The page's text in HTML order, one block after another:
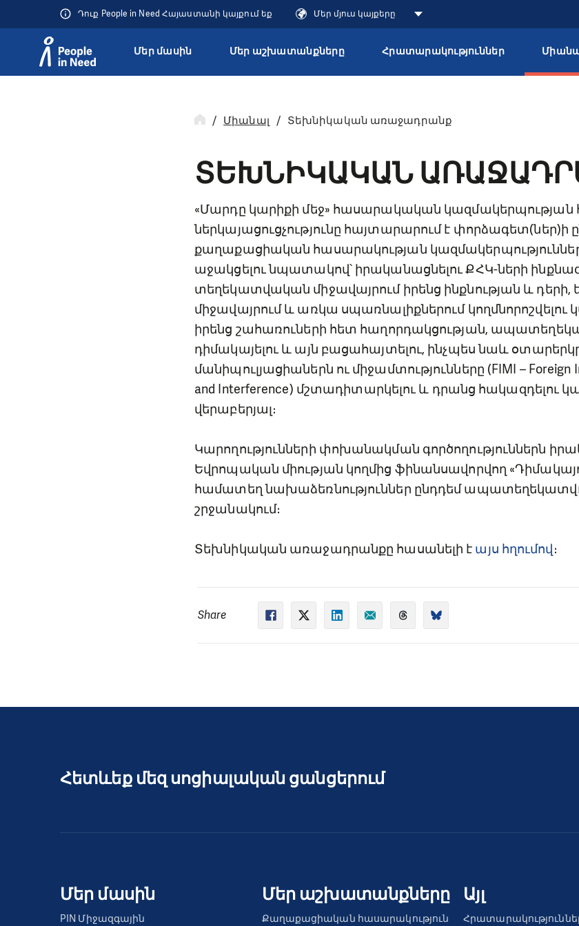
Դուք People in Need Հայաստանի կայքում եք Մեր մյուս կայքերը
Մեր մասին Մեր աշխատանքները Հրատարակություններ
Միանալ Տեխնիկական առաջադրանք
ՏԵԽՆԻԿԱԿԱՆ
«Մարդը կարիքի մեջ» հասարակական
ներկայացուցչությունը հայտարարում է փորձագետ(ներ)ի
քաղաքացիական հասարակության
աջակցելու նպատակով՝ իրականացնելու ՔՀԿ-ների
տեղեկատվական միջավայրում իրենց ինքնության և
միջավայրում և առկա սպառնալիքներում կողմնորոշվելու
իրենց շահառուների հետ հաղորդակցության,
դիմակայելու և այն բացահայտելու, ինչպես նաև
մանիպուլյացիաներն ու միջամտությունները (FIMI – Foreign
and Interference) մշտադիտարկելու և դրանց հակազդելու
վերաբերյալ։
Կարողությունների փոխանակման գործողություններն
Եվրոպական միության կողմից ֆինանսավորվող
համատեղ նախաձեռնություններ ընդդեմ
շրջանակում։
Տեխնիկական առաջադրանքը հասանելի է այս հղումով։
Share
Հետևեք մեզ սոցիալական ցանցերում
Մեր մասին
PIN Միջազգային
Մեր աշխատանքները
Քաղաքացիական հասարակություն
Այլ